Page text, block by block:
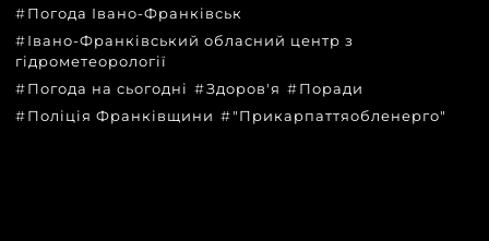
Погода Івано-Франківськ
Івано-Франківський обласний центр з
гідрометеорології
Погода на сьогодні
Здоров'я
Поради
Поліція Франківщини
"Прикарпаттяобленерго"